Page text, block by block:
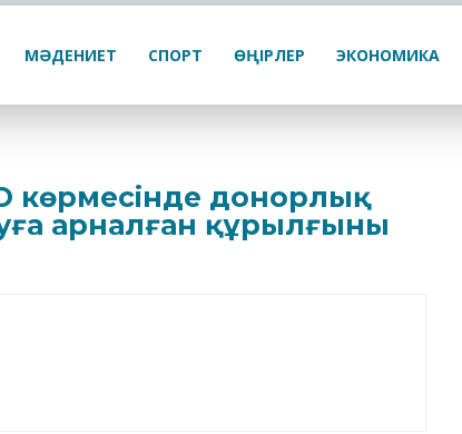
МӘДЕНИЕТ СПОРТ ӨҢІРЛЕР ЭКОНОМИКА
көрмесінде донорлық
арналған құрылғыны